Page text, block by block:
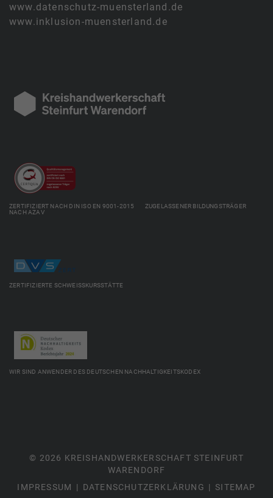
www.datenschutz-muensterland.de
www.inklusion-muensterland.de
ZERTIFIZIERT NACH DIN ISO EN 9001-2015 ZUGELASSENER BILDUNGSTRÄGER
NACH AZAV
ZERTIFIZIERTE SCHWEISSKURSSTÄTTE
WIR SIND ANWENDER DES DEUTSCHEN NACHHALTIGKEITSKODEX
© 2026 KREISHANDWERKERSCHAFT STEINFURT
WARENDORF
IMPRESSUM
DATENSCHUTZERKLÄRUNG SITEMAP